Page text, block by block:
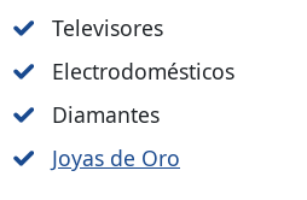
Televisores
Electrodomésticos
Diamantes
Joyas de Oro